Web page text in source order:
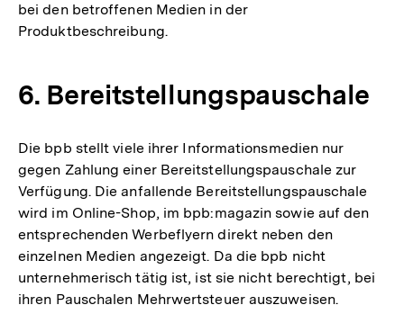
bei den betroffenen Medien in der
Produktbeschreibung.
6. Bereitstellungspauschale
Die bpb stellt viele ihrer Informationsmedien nur
gegen Zahlung einer Bereitstellungspauschale zur
Verfügung. Die anfallende Bereitstellungspauschale
wird im Online-Shop, im bpb:magazin sowie auf den
entsprechenden Werbeflyern direkt neben den
einzelnen Medien angezeigt. Da die bpb nicht
unternehmerisch tätig ist, ist sie nicht berechtigt, bei
ihren Pauschalen Mehrwertsteuer auszuweisen.